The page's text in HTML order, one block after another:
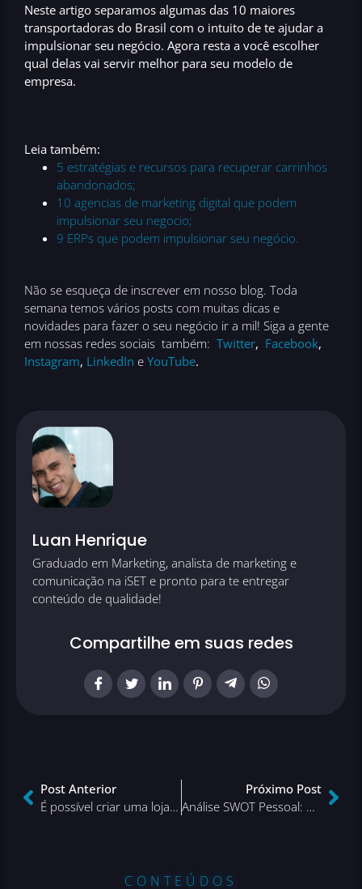
Neste artigo separamos algumas das 10 maiores
transportadoras do Brasil com o intuito de te ajudar a
impulsionar seu negócio. Agora resta a você escolher
qual delas vai servir melhor para seu modelo de
empresa.
Leia também:
5 estratégias e recursos para recuperar carrinhos
abandonados;
10 agencias de marketing digital que podem
impulsionar seu negocio;
9 ERPs que podem impulsionar seu negócio.
Não se esqueça de inscrever em nosso blog. Toda
semana temos vários posts com muitas dicas e
novidades para fazer o seu negócio ir a mil! Siga a gente
em nossas redes sociais também: Twitter, Facebook,
Instagram, LinkedIn e YouTube.
Luan Henrique
Graduado em Marketing, analista de marketing e
comunicação na iSET e pronto para te entregar
conteúdo de qualidade!
Compartilhe em suas redes
Post Anterior
É possível criar uma loja virtual grátis?
Próximo Post
Análise SWOT Pessoal: o que é e como fazer?
CONTEÚDOS